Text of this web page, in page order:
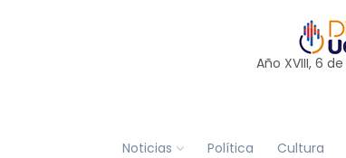
Año XVIII, 6 de
Noticias Política Cultura